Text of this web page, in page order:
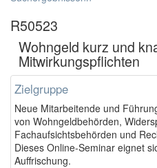
R50523
Wohngeld kurz und
Mitwirkungspflichten
Zielgruppe
Neue Mitarbeitende und
von Wohngeldbehörden,
Fachaufsichtsbehörden und
Dieses Online-Seminar eignet
Auffrischung.